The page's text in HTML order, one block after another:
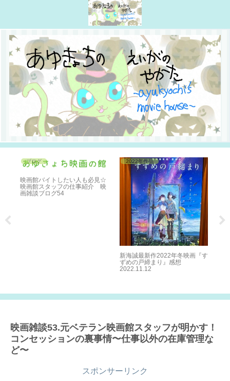
ブログ
映画館バイトしたい人も必見☆
映画館スタッフの仕事紹介 映
画雑談ブログ54
2022年作品
新海誠最新作2022年冬映画『す
ずめの戸締まり』感想
2022.11.12
映画雑談53.元ベテラン映画館スタッフが明かす！
コンセッションの裏事情〜仕事以外の在庫管理な
ど〜
スポンサーリンク